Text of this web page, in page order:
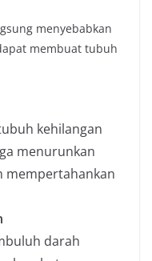
menyebabkan
membuat tubuh
kehilangan
menurunkan
mempertahankan
darah